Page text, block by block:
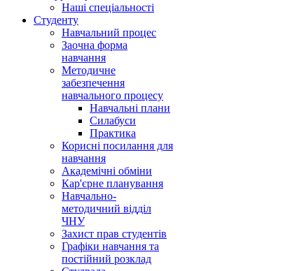
Наші спеціальності
Студенту
Навчальний процес
Заочна форма
навчання
Методичне
забезпечення
навчального процесу
Навчальні плани
Силабуси
Практика
Корисні посилання для
навчання
Академічні обміни
Кар'єрне планування
Навчально-
методичний відділ
ЧНУ
Захист прав студентів
Графіки навчання та
постійний розклад